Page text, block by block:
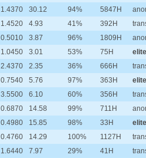
1.4370 30.12 94% 5847H
1.4520 4.93 41% 392H
0.5010 3.87 96% 1809H
1.0450 3.01 53% 75H
elite
2.4370 2.35 36% 666H
0.7540 5.76 97% 363H
elite
3.5500 6.10 60% 356H
0.6870 14.58 99% 711H
0.4980 15.85 98% 33H
elite
0.4760 14.29 100% 1127H
1.6440 7.97 29% 41H